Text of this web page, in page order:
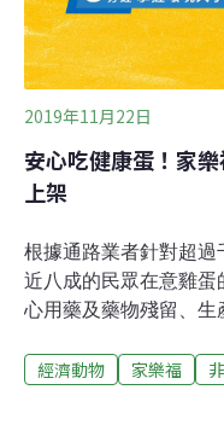
（Wintergarten，有新
2019年11月22日
安心吃健康蛋！家
上架
根據通路業者針對超過
近八成的民眾在意雞
心用藥及藥物殘留、生
家樂福企業社會責任
經濟動物 家樂福